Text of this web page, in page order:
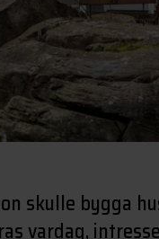
skulle bygga
vardag,